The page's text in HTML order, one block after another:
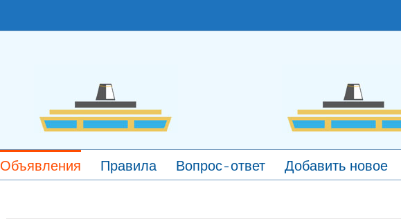
Объявления Правила Вопрос-ответ Добавить новое